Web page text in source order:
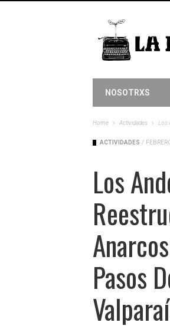
NOSOTRXS
Home Actividades Los
ACTIVIDADES /
Los
Pasos